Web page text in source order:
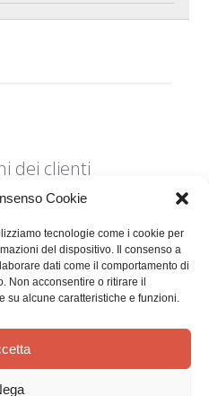
Cookie
tecnologie come i cookie per
del dispositivo. Il consenso a
dati come il comportamento di
Non acconsentire o ritirare il
su alcune caratteristiche e funzioni.
dei clienti
di stelle!
cosa ne pensi